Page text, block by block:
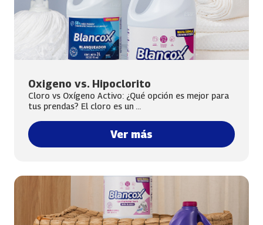
Oxigeno vs. Hipoclorito
Cloro vs Oxígeno Activo: ¿Qué opción es mejor para
tus prendas? El cloro es un ...
Ver más